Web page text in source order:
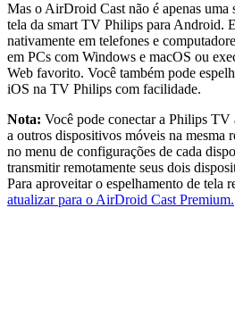
Mas o AirDroid Cast não é apenas uma
tela da smart TV Philips para Android.
nativamente em telefones e
em PCs com Windows e macOS ou
Web favorito. Você também pode
iOS na TV Philips com facilidade.
Nota: Você pode conectar a Philips
a outros dispositivos móveis na mesma
no menu de configurações de cada
transmitir remotamente seus dois
Para aproveitar o espelhamento de tela
atualizar para o AirDroid Cast Premium.